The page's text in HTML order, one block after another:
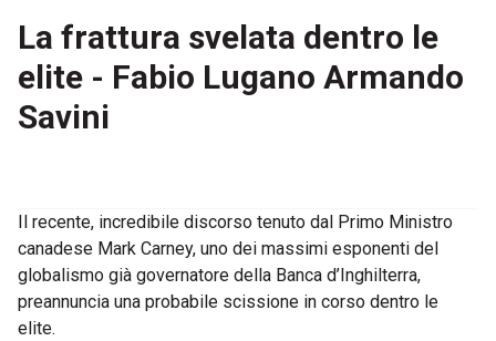
La frattura svelata dentro le
elite - Fabio Lugano Armando
Savini
Il recente, incredibile discorso tenuto dal Primo Ministro
canadese Mark Carney, uno dei massimi esponenti del
globalismo già governatore della Banca d’Inghilterra,
preannuncia una probabile scissione in corso dentro le
elite.